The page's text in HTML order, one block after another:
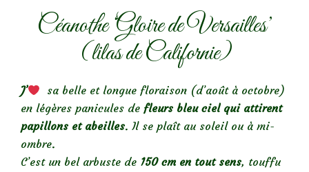
Céanothe ‘Gloire de Versailles’
(lilas de Californie)
J’
sa belle et longue floraison (d’août à octobre)
en légères panicules de fleurs bleu ciel qui attirent
papillons et abeilles. Il se plaît au soleil ou à mi-
ombre.
C’est un bel arbuste de 150 cm en tout sens, touffu